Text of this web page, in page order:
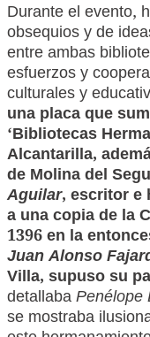
Durante el evento,
obsequios y de
entre ambas
esfuerzos y
culturales y
una placa que
‘Bibliotecas
Alcantarilla,
de Molina del
Aguilar, escritor e
a una copia de la
1396 en la
Juan Alonso
Villa, supuso su
detallabaPenélope
se mostraba